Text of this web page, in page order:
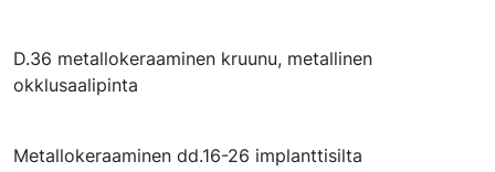
D.36 metallokeraaminen kruunu, metallinen
okklusaalipinta
Metallokeraaminen dd.16-26 implanttisilta